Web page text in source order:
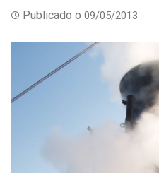
Publicado o 09/05/2013